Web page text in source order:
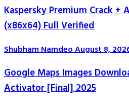
Kaspersky Premium Crack +
(x86x64) Full Verified
Shubham NamdeoAugust 8,
Google Maps Images
Activator [Final] 2025